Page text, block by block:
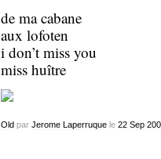
de ma cabane
aux lofoten
i don’t miss you
miss huître
Oldpar Jerome Laperruquele 22 Sep